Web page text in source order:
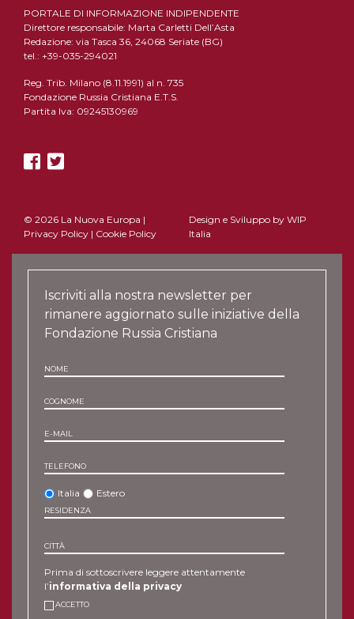
PORTALE DI INFORMAZIONE INDIPENDENTE
Direttore responsabile: Marta Carletti Dell’Asta
Redazione: via Tasca 36, 24068 Seriate (BG)
tel.: +39-035-294021
Reg. Trib. Milano (8.11.1991) al n. 735
Fondazione Russia Cristiana E.T.S.
Partita Iva: 09245130969
© 2026 La Nuova Europa |
Privacy Policy | Cookie Policy
Design e Sviluppo by WIP
Italia
Iscriviti alla nostra newsletter per
rimanere aggiornato sulle iniziative della
Fondazione Russia Cristiana
NOME
COGNOME
E-MAIL
TELEFONO
Italia Estero
RESIDENZA
CITTÀ
Prima di sottoscrivere leggere attentamente
l’informativa della privacy
ACCETTO